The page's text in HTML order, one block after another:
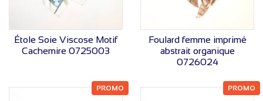
VOIR LE PRIX
Étole Soie Viscose Motif
Cachemire 0725003
VOIR LE PRIX
Foulard femme imprimé
abstrait organique
0726024
PROMO PROMO